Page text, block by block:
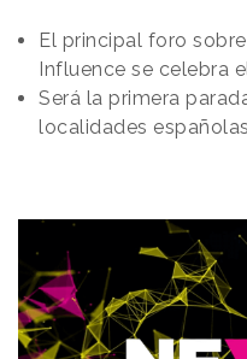
El principal foro
Influence se celebra
Será la primera
localidades españolas